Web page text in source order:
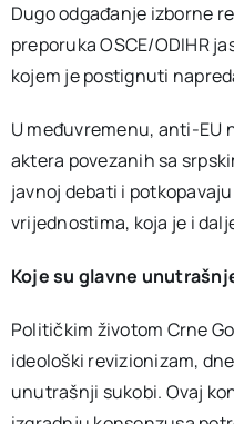
Dugo odgađanje izborne
preporuka OSCE/ODIHR
kojem je postignuti
U međuvremenu, anti-
aktera povezanih sa
javnoj debati i
vrijednostima, koja je i
Koje su glavne
Političkim životom Crne
ideološki revizionizam,
unutrašnji sukobi. Ovaj